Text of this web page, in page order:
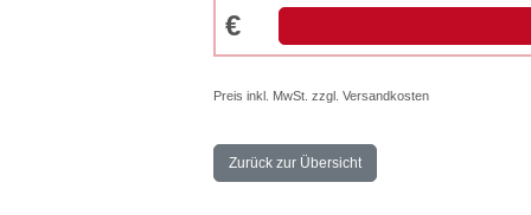
€
Preis inkl. MwSt. zzgl. Versandkosten
Zurück zur Übersicht